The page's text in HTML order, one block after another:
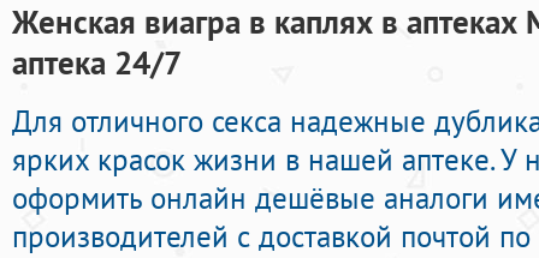
Женская виагра в каплях в
аптека 24/7
Для отличного секса надежные
ярких красок жизни в нашей аптеке. У
оформить онлайн дешёвые аналоги
производителей с доставкой почтой